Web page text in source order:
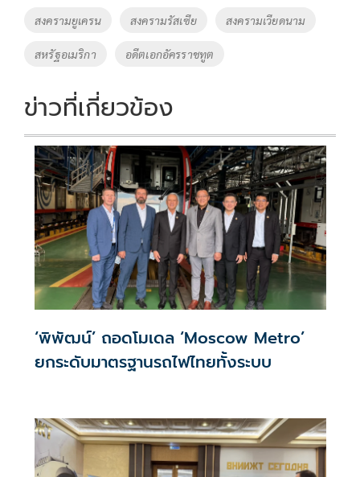
k k
สงครามยูเครน สงครามรัสเซีย สงครามเวียดนาม
สหรัฐอเมริกา อดีตเอกอัครราชทูต
ข่าวที่เกี่ยวข้อง
‘พิพัฒน์’ ถอดโมเดล ‘Moscow Metro’
ยกระดับมาตรฐานรถไฟไทยทั้งระบบ